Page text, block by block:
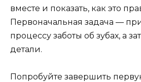
вместе и показать, как это
Первоначальная задача —
процессу заботы об зубах, а
детали.
Попробуйте завершить